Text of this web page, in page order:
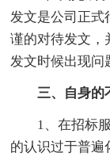
发文是公司正式
谨的对待发文，
发文时候出现问
三、自身的
1、在招标服
的认识过于普遍